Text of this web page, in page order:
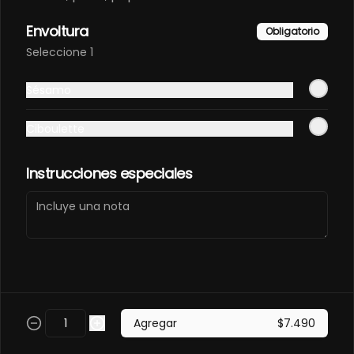
Envuelto en pollo, frito en panco.
Camaron furay, queso, palta,
$9.490
EBI MAGURO ACEVICHON
Frito en panco, cubierto con atun
fresco, salsa acevichada y toques
Envuelto en palta, cubierto con
salmon fresco, salsa acevichada y
toques de shichimi. Camaron furay,
Envoltura Obligatorio
Seleccione 1
Instrucciones especiales
Agregar $7.490